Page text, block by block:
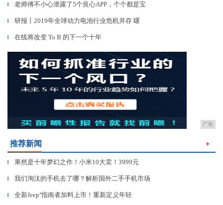
▎ 老师傅不小心泄露了5个良心APP，个个都是宝
▎ 研报丨2019年全球动力电池行业危机并存 曙
▎ 在线将改变 To B 的下一个十年
广告
推荐新闻 ＋
▎ 果然是十年梦幻之作！小米10大卖！3999元
▎ 我们淘汰的手机去了哪？解析国外二手手机市场
▎ 全新Jeep⁺指南者加料上市！重新定义年轻